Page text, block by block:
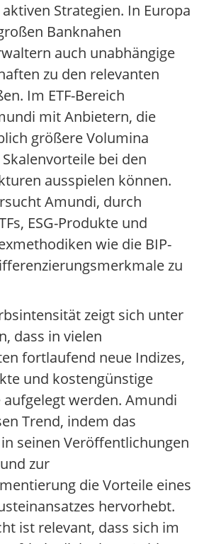
Strategien. In Europa
Banknahen
auch unabhängige
zu den relevanten
Im ETF-Bereich
mit Anbietern, die
größere Volumina
bei den
ausspielen können.
Amundi, durch
ESG-Produkte und
wie die BIP-
zu
zeigt sich unter
dass in vielen
fortlaufend neue Indizes,
und kostengünstige
aufgelegt werden. Amundi
Trend, indem das
seinen Veröffentlichungen
zur
die Vorteile eines
hervorhebt.
ist relevant, dass sich im